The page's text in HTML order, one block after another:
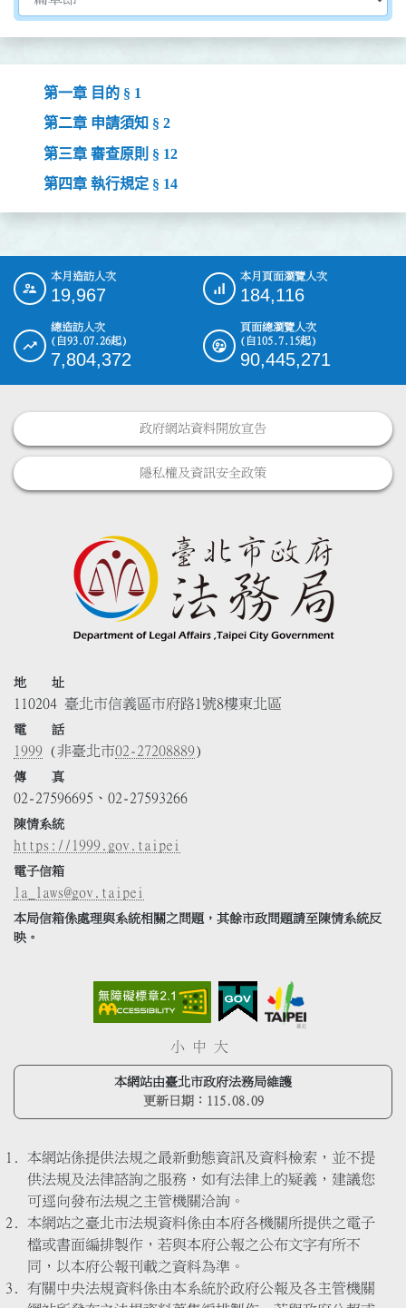
第一章 目的 § 1
第二章 申請須知 § 2
第三章 審查原則 § 12
第四章 執行規定 § 14
::: 本月造訪人次
19,967
本月頁面瀏覽人次
184,116
總造訪人次
(自93.07.26起)
7,804,372
頁面總瀏覽人次
(自105.7.15起)
90,445,271
政府網站資料開放宣告
隱私權及資訊安全政策
地 址
110204 臺北市信義區市府路1號8樓東北區
電 話
1999 (非臺北市02-27208889)
傳 真
02-27596695、02-27593266
陳情系統
https://1999.gov.taipei
電子信箱
la_laws@gov.taipei
本局信箱係處理與系統相關之問題，其餘市政問題請至陳情系統反
映。
小 中 大
本網站由臺北市政府法務局維護
更新日期： 115.08.09
本網站係提供法規之最新動態資訊及資料檢索，並不提
供法規及法律諮詢之服務，如有法律上的疑義，建議您
可逕向發布法規之主管機關洽詢。
本網站之臺北市法規資料係由本府各機關所提供之電子
檔或書面編排製作，若與本府公報之公布文字有所不
同，以本府公報刊載之資料為準。
有關中央法規資料係由本系統於政府公報及各主管機關